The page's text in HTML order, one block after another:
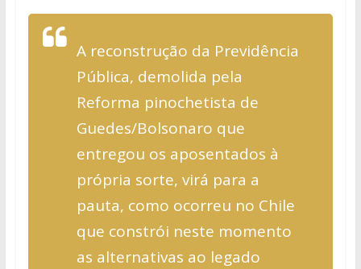
A reconstrução da Previdência
Pública, demolida pela
Reforma pinochetista de
Guedes/Bolsonaro que
entregou os aposentados à
própria sorte, virá para a
pauta, como ocorreu no Chile
que constrói neste momento
as alternativas ao legado